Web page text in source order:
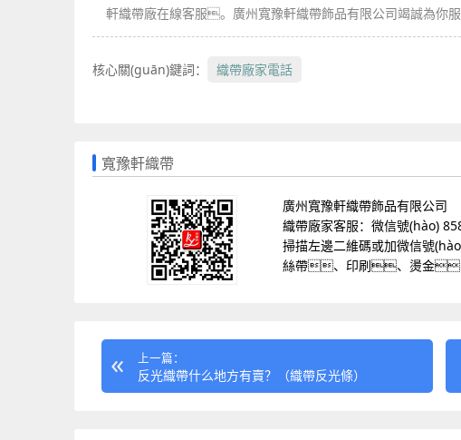
軒織帶廠在線客服。廣州寬豫軒織帶飾品有限公司竭誠為你服
核心關(guān)鍵詞： 織帶廠家電話
寬豫軒織帶
廣州寬豫軒織帶飾品有限公司
織帶廠家客服：微信號(hào)
掃描左邊二維碼或加微信號
絲帶、印刷、燙金
上一篇：
反光織帶什么地方有賣？（織帶反光條）